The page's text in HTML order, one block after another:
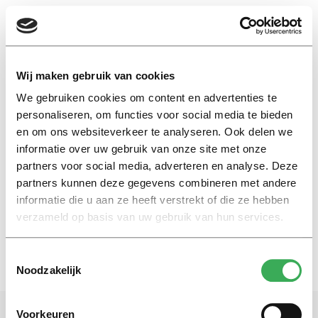
Wij maken gebruik van cookies
We gebruiken cookies om content en advertenties te
personaliseren, om functies voor social media te bieden
en om ons websiteverkeer te analyseren. Ook delen we
informatie over uw gebruik van onze site met onze
partners voor social media, adverteren en analyse. Deze
partners kunnen deze gegevens combineren met andere
informatie die u aan ze heeft verstrekt of die ze hebben
verzameld op basis van uw gebruik van hun services.
Noodzakelijk
Voorkeuren
EN
Eleanor Sharpston
International
Student transportation card:
discrimination or not?
27 januari 2016